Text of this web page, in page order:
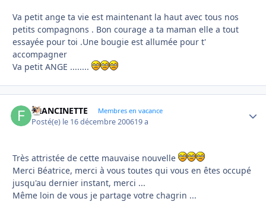
Va petit ange ta vie est maintenant la haut avec tous nos
petits compagnons . Bon courage a ta maman elle a tout
essayée pour toi .Une bougie est allumée pour t'
accompagner
Va petit ANGE ........
FRANCINETTE Membres en vacance
Posté(e) le 16 décembre 200619 a
Très attristée de cette mauvaise nouvelle
Merci Béatrice, merci à vous toutes qui vous en êtes occupé
jusqu'au dernier instant, merci ...
Même loin de vous je partage votre chagrin ...